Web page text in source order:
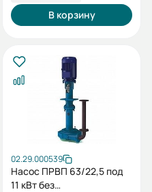
В корзину
02.29.000539
Насос ПРВП 63/22,5 под
11 кВт без